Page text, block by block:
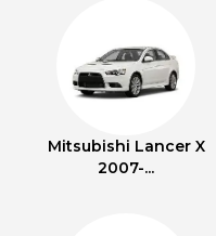
Mitsubishi Lancer X
2007-...